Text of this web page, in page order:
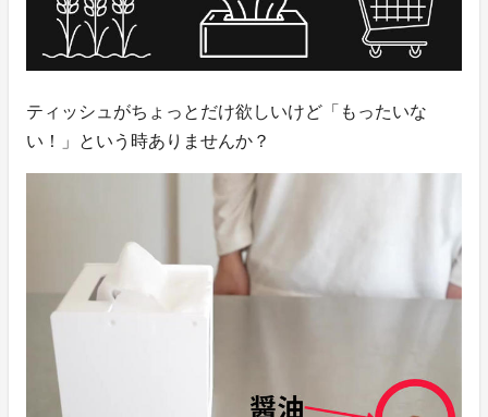
ティッシュがちょっとだけ欲しいけど「もったいな
い！」という時ありませんか？